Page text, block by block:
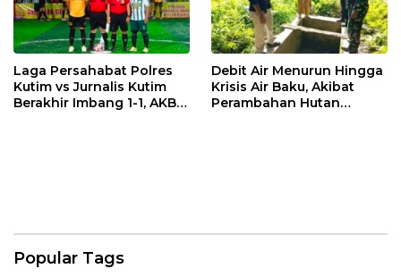
Laga Persahabat Polres
Kutim vs Jurnalis Kutim
Berakhir Imbang 1-1, AKBP
Debit Air Menurun Hingga
Krisis Air Baku, Akibat
Perambahan Hutan
Popular Tags